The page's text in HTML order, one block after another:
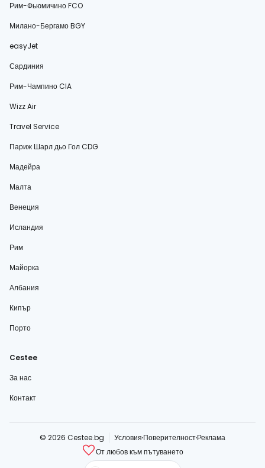
Рим-Фьюмичино FCO
Милано-Бергамо BGY
easyJet
Сардиния
Рим-Чампино CIA
Wizz Air
Travel Service
Париж Шарл дьо Гол CDG
Мадейра
Малта
Венеция
Исландия
Рим
Майорка
Албания
Кипър
Порто
Cestee
За нас
Контакт
© 2026 Cestee.bg Условия ПоверителностРеклама
От любов към пътуването
cestee.com